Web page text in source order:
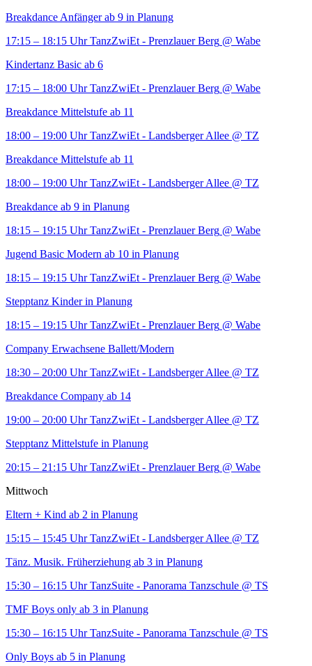
Breakdance Anfänger ab 9 in Planung
17:15 – 18:15 Uhr TanzZwiEt - Prenzlauer Berg @ Wabe
Kindertanz Basic ab 6
17:15 – 18:00 Uhr TanzZwiEt - Prenzlauer Berg @ Wabe
Breakdance Mittelstufe ab 11
18:00 – 19:00 Uhr TanzZwiEt - Landsberger Allee @ TZ
Breakdance Mittelstufe ab 11
18:00 – 19:00 Uhr TanzZwiEt - Landsberger Allee @ TZ
Breakdance ab 9 in Planung
18:15 – 19:15 Uhr TanzZwiEt - Prenzlauer Berg @ Wabe
Jugend Basic Modern ab 10 in Planung
18:15 – 19:15 Uhr TanzZwiEt - Prenzlauer Berg @ Wabe
Stepptanz Kinder in Planung
18:15 – 19:15 Uhr TanzZwiEt - Prenzlauer Berg @ Wabe
Company Erwachsene Ballett/Modern
18:30 – 20:00 Uhr TanzZwiEt - Landsberger Allee @ TZ
Breakdance Company ab 14
19:00 – 20:00 Uhr TanzZwiEt - Landsberger Allee @ TZ
Stepptanz Mittelstufe in Planung
20:15 – 21:15 Uhr TanzZwiEt - Prenzlauer Berg @ Wabe
Mittwoch
Eltern + Kind ab 2 in Planung
15:15 – 15:45 Uhr TanzZwiEt - Landsberger Allee @ TZ
Tänz. Musik. Früherziehung ab 3 in Planung
15:30 – 16:15 Uhr TanzSuite - Panorama Tanzschule @ TS
TMF Boys only ab 3 in Planung
15:30 – 16:15 Uhr TanzSuite - Panorama Tanzschule @ TS
Only Boys ab 5 in Planung